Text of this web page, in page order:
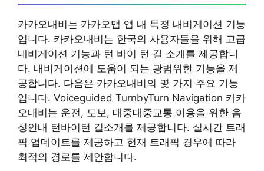
카카오내비는 카카오맵 앱 내 특정 내비게이션 기능
입니다. 카카오내비는 한국의 사용자들을 위해 고급
내비게이션 기능과 턴 바이 턴 길 소개를 제공합니
다. 내비게이션에 도움이 되는 광범위한 기능을 제
공합니다. 다음은 카카오내비의 몇 가지 주요 기능
입니다. Voiceguided TurnbyTurn Navigation 카카
오내비는 운전, 도보, 대중대중교통 이용을 위한 음
성안내 턴바이턴 길소개를 제공합니다. 실시간 트래
픽 업데이트를 제공하고 현재 트래픽 경우에 따라
최적의 경로를 제안합니다.